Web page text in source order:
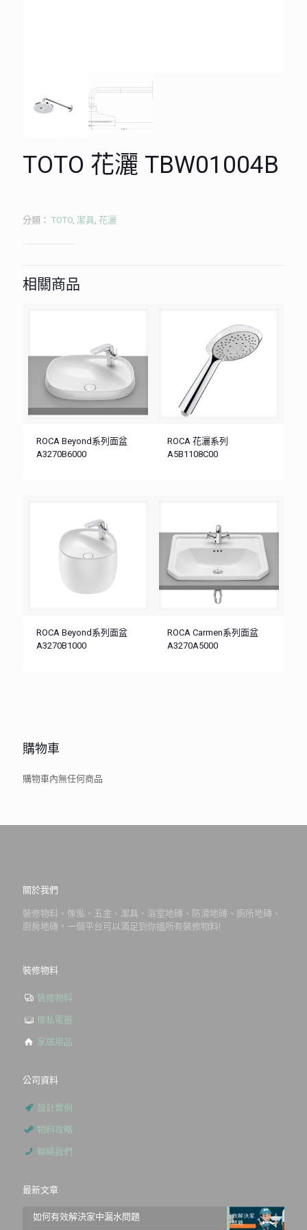
TOTO 花灑 TBW01004B
分類： TOTO 潔具 花灑
相關商品
ROCA Beyond系列面盆
A3270B6000
ROCA 花灑系列
A5B1108C00
ROCA Beyond系列面盆
A3270B1000
ROCA Carmen系列面盆
A3270A5000
購物車
購物車內無任何商品
關於我們
裝修物料、傢俬、五金、潔具、浴室地磚、防滑地磚、廁所地磚、
廚房地磚，一個平台可以滿足到你搵所有裝修物料!
裝修物料
裝修物料
傢私電器
家居用品
公司資料
設計實例
物料攻略
聯絡我們
最新文章
如何有效解決家中漏水問題